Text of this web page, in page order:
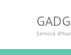
Service